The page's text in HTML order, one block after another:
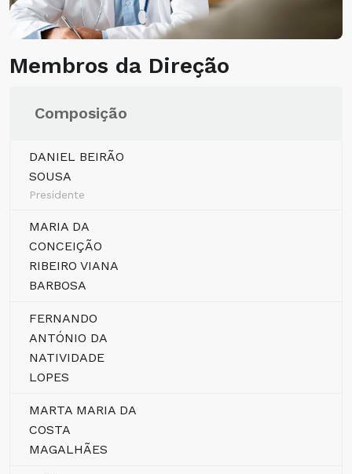
Membros da Direção
Composição
DANIEL BEIRÃO
SOUSA
Presidente
MARIA DA
CONCEIÇÃO
RIBEIRO VIANA
BARBOSA
FERNANDO
ANTÓNIO DA
NATIVIDADE
LOPES
MARTA MARIA DA
COSTA
MAGALHÃES